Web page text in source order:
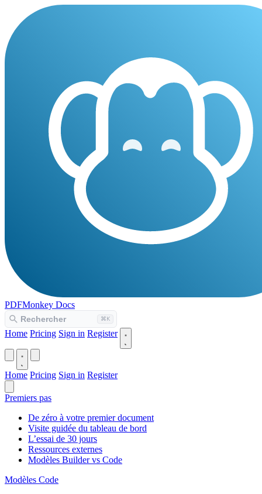
PDFMonkey Docs
Home Pricing Sign in Register
Home Pricing Sign in Register
Premiers pas
De zéro à votre premier document
Visite guidée du tableau de bord
L’essai de 30 jours
Ressources externes
Modèles Builder vs Code
Modèles Code